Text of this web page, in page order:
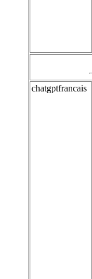
chatgptfrancais